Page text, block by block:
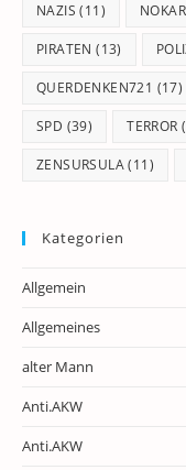
NAZIS (11)
PIRATEN (13)
QUERDENKEN721 (17)
SPD (39) TERROR
ZENSURSULA(11)
Kategorien
Allgemein
Allgemeines
alter Mann
Anti.AKW
Anti.AKW